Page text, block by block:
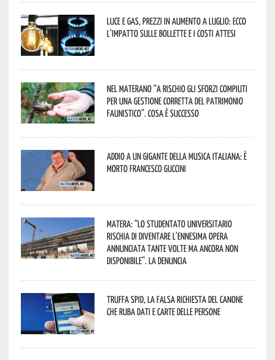
Luce e gas, prezzi in aumento a luglio: ecco
l’impatto sulle bollette e i costi attesi
Nel materano “a rischio gli sforzi compiuti
per una gestione corretta del patrimonio
faunistico”. Cosa è successo
Addio a un gigante della musica italiana: è
morto Francesco Guccini
Matera: “Lo studentato universitario
rischia di diventare l’ennesima opera
annunciata tante volte ma ancora non
disponibile”. La denuncia
Truffa Spid, la falsa richiesta del canone
che ruba dati e carte delle persone